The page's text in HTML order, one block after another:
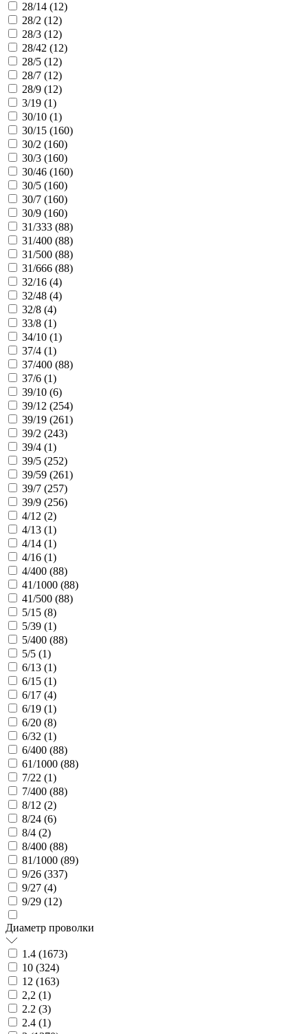
28/14 (12)
28/2 (12)
28/3 (12)
28/42 (12)
28/5 (12)
28/7 (12)
28/9 (12)
3/19 (1)
30/10 (1)
30/15 (160)
30/2 (160)
30/3 (160)
30/46 (160)
30/5 (160)
30/7 (160)
30/9 (160)
31/333 (88)
31/400 (88)
31/500 (88)
31/666 (88)
32/16 (4)
32/48 (4)
32/8 (4)
33/8 (1)
34/10 (1)
37/4 (1)
37/400 (88)
37/6 (1)
39/10 (6)
39/12 (254)
39/19 (261)
39/2 (243)
39/4 (1)
39/5 (252)
39/59 (261)
39/7 (257)
39/9 (256)
4/12 (2)
4/13 (1)
4/14 (1)
4/16 (1)
4/400 (88)
41/1000 (88)
41/500 (88)
5/15 (8)
5/39 (1)
5/400 (88)
5/5 (1)
6/13 (1)
6/15 (1)
6/17 (4)
6/19 (1)
6/20 (8)
6/32 (1)
6/400 (88)
61/1000 (88)
7/22 (1)
7/400 (88)
8/12 (2)
8/24 (6)
8/4 (2)
8/400 (88)
81/1000 (89)
9/26 (337)
9/27 (4)
9/29 (12)
Диаметр проволки
1.4 (1673)
10 (324)
12 (163)
2,2 (1)
2.2 (3)
2.4 (1)